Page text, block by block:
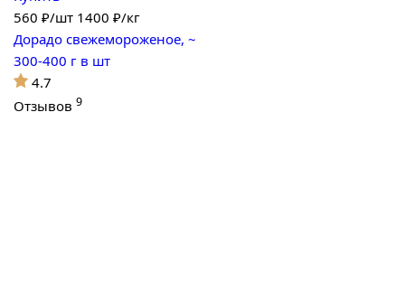
560 ₽/шт 1400 ₽/кг
Дорадо свежемороженое, ~
300-400 г в шт
4.7
Отзывов 9